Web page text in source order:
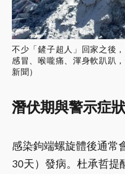
不少「鏟子超人」回家之後
感冒、喉嚨痛、渾身軟趴趴
新聞）
潛伏期與警示症狀
感染鉤端螺旋體後通常
30天）發病。杜承哲提